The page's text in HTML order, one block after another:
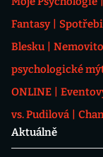
Fantasy
Blesku
psychologické
ONLINE
vs. Pudilová
Aktuálně